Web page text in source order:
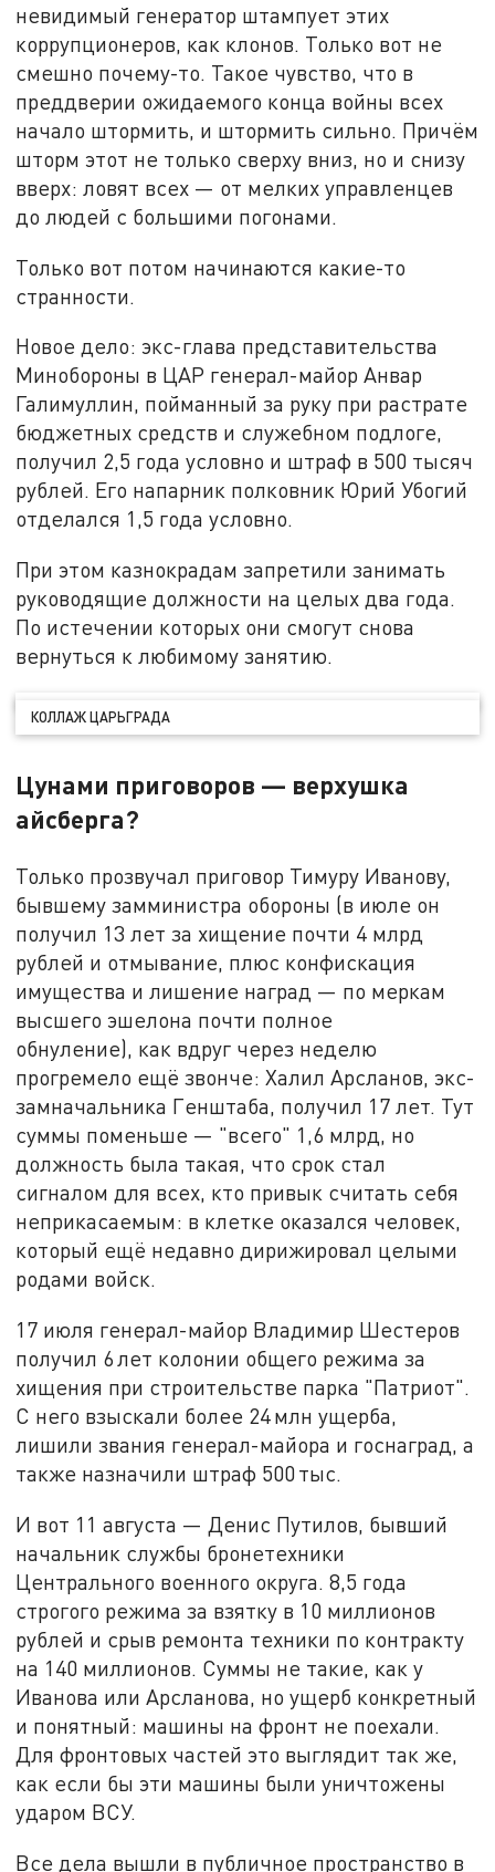
невидимый генератор штампует этих
коррупционеров, как клонов. Только вот не
смешно почему-то. Такое чувство, что в
преддверии ожидаемого конца войны всех
начало штормить, и штормить сильно. Причём
шторм этот не только сверху вниз, но и снизу
вверх: ловят всех — от мелких управленцев
до людей с большими погонами.
Только вот потом начинаются какие-то
странности.
Новое дело: экс-глава представительства
Минобороны в ЦАР генерал-майор Анвар
Галимуллин, пойманный за руку при растрате
бюджетных средств и служебном подлоге,
получил 2,5 года условно и штраф в 500 тысяч
рублей. Его напарник полковник Юрий Убогий
отделался 1,5 года условно.
При этом казнокрадам запретили занимать
руководящие должности на целых два года.
По истечении которых они смогут снова
вернуться к любимому занятию.
КОЛЛАЖ ЦАРЬГРАДА
Цунами приговоров — верхушка
айсберга?
Только прозвучал приговор Тимуру Иванову,
бывшему замминистра обороны (в июле он
получил 13 лет за хищение почти 4 млрд
рублей и отмывание, плюс конфискация
имущества и лишение наград — по меркам
высшего эшелона почти полное
обнуление), как вдруг через неделю
прогремело ещё звонче: Халил Арсланов, экс-
замначальника Генштаба, получил 17 лет. Тут
суммы поменьше — "всего" 1,6 млрд, но
должность была такая, что срок стал
сигналом для всех, кто привык считать себя
неприкасаемым: в клетке оказался человек,
который ещё недавно дирижировал целыми
родами войск.
17 июля генерал-майор Владимир Шестеров
получил 6 лет колонии общего режима за
хищения при строительстве парка "Патриот".
С него взыскали более 24 млн ущерба,
лишили звания генерал-майора и госнаград, а
также назначили штраф 500 тыс.
И вот 11 августа — Денис Путилов, бывший
начальник службы бронетехники
Центрального военного округа. 8,5 года
строгого режима за взятку в 10 миллионов
рублей и срыв ремонта техники по контракту
на 140 миллионов. Суммы не такие, как у
Иванова или Арсланова, но ущерб конкретный
и понятный: машины на фронт не поехали.
Для фронтовых частей это выглядит так же,
как если бы эти машины были уничтожены
ударом ВСУ.
Все дела вышли в публичное пространство в